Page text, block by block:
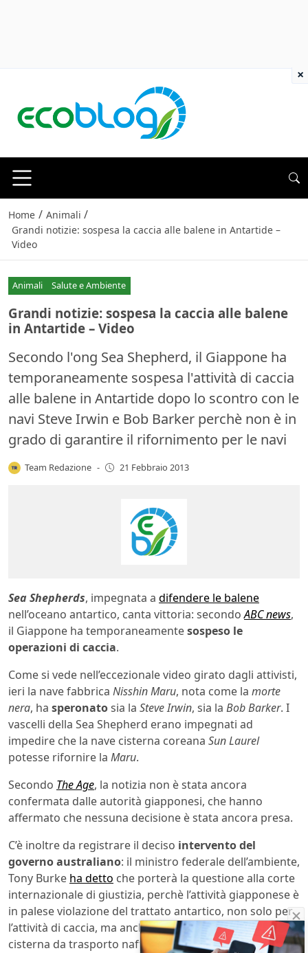
Home / Animali /
Grandi notizie: sospesa la caccia alle balene in Antartide –
Video
Animali Salute e Ambiente
Grandi notizie: sospesa la caccia alle balene
in Antartide – Video
Secondo l'ong Sea Shepherd, il Giappone ha
temporaneamente sospesa l'attività di caccia
alle balene in Antartide dopo lo scontro con le
navi Steve Irwin e Bob Barker perchè non è in
grado di garantire il rifornimento per le navi
Team Redazione - 21 Febbraio 2013
Sea Shepherds, impegnata a difendere le balene
nell’oceano antartico, canta vittoria: secondoABC news,
il Giappone ha temporaneamentesospeso le
operazioni di caccia.
Come si vede nell’eccezionale video girato dagli attivisti,
ieri la nave fabbrica Nisshin Maru, nota come la morte
nera, ha speronatosia la Steve Irwin, sia la Bob Barker. I
vascelli della Sea Shepherd erano impegnati ad
impedire che la nave cisterna coreana Sun Laurel
potesse rifornire la Maru.
Secondo The Age, la notizia non è stata ancora
confermata dalle autorità giapponesi, che hanno
affermato che nessuna decisione è stata ancora presa.
C’è inoltre da registrare il deciso intervento del
governo australiano: il ministro federale dell’ambiente,
Tony Burke ha detto che porterà la questione alla corte
internazionale di giustizia, perchè l’attività giapponese è
in palese violazione del trattato antartico, non solo per
l’attività di caccia, ma anche per la presenza di una nave
cisterna da trasporto nafta a sud del 60° parallelo.
×